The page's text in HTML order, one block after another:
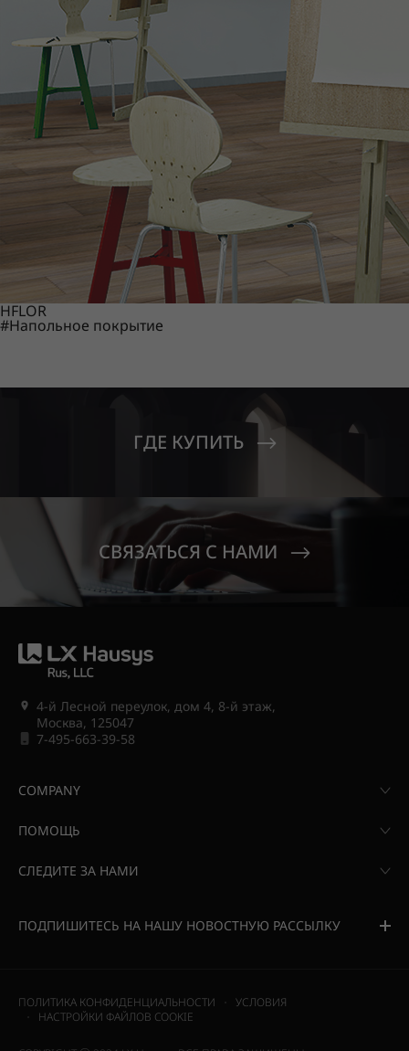
HFLOR
#Напольное покрытие
ГДЕ КУПИТЬ
СВЯЗАТЬСЯ С НАМИ
4-й Лесной переулок, дом 4, 8-й этаж,
Москва, 125047
7-495-663-39-58
COMPANY
ПОМОЩЬ
СЛЕДИТЕ ЗА НАМИ
ПОДПИШИТЕСЬ НА НАШУ НОВОСТНУЮ РАССЫЛКУ
ПОЛИТИКА КОНФИДЕНЦИАЛЬНОСТИ
УСЛОВИЯ
НАСТРОЙКИ ФАЙЛОВ COOKIE